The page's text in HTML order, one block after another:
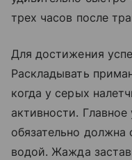
трех часов после
Для достижения
Раскладывать
когда у серых
активности.
обязательно должна
водой. Жажда